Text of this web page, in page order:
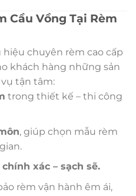
Cầu Vồng Tại Rèm
hiệu chuyên rèm cao cấp
khách hàng những sản
tận tâm:
trong thiết kế – thi công
, giúp chọn mẫu rèm
xác – sạch sẽ.
rèm vận hành êm ái,